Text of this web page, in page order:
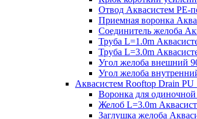
Отвод Аквасистем РЕ-
Приемная воронка
Соединитель желоба
Труба L=1.0m
Труба L=3.0m
Угол желоба внешний
Угол желоба
Аквасистем Rooftop Drain PU
Воронка для
Желоб L=3.0m
Заглушка желоба